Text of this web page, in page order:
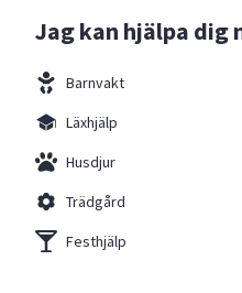
Jag kan hjälpa dig
Barnvakt
Läxhjälp
Husdjur
Trädgård
Festhjälp